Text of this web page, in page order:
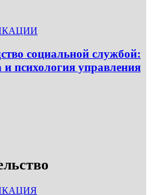
социальной службой:
и психология управления